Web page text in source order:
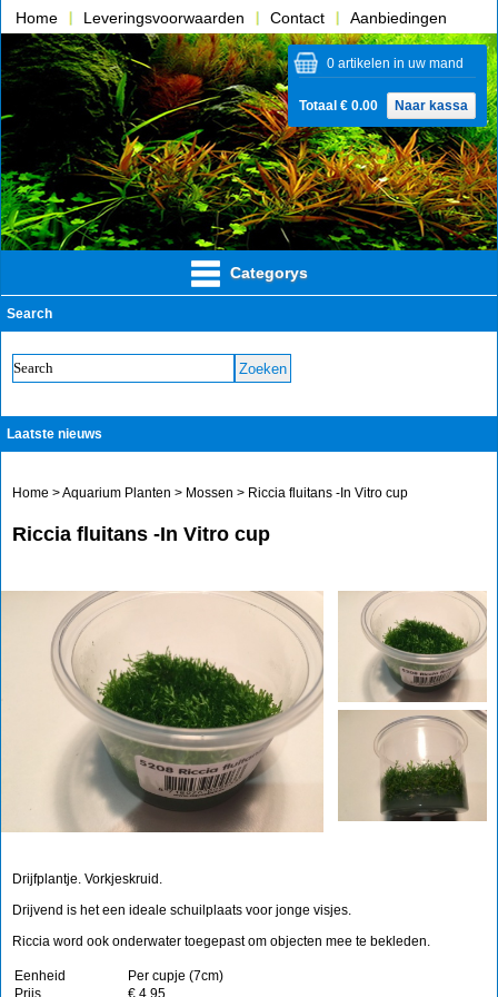
Home Leveringsvoorwaarden Contact
Aanbiedingen
Over ons
Categorys
Search
Laatste nieuws
0 artikelen in uw mand
Totaal € 0.00 Naar kassa
Home >Aquarium Planten > Mossen > Riccia fluitans -In Vitro cup
Riccia fluitans -In Vitro cup
Drijfplantje. Vorkjeskruid.
Drijvend is het een ideale schuilplaats voor jonge visjes.
Riccia word ook onderwater toegepast om objecten mee te bekleden.
Eenheid
Per cupje (7cm)